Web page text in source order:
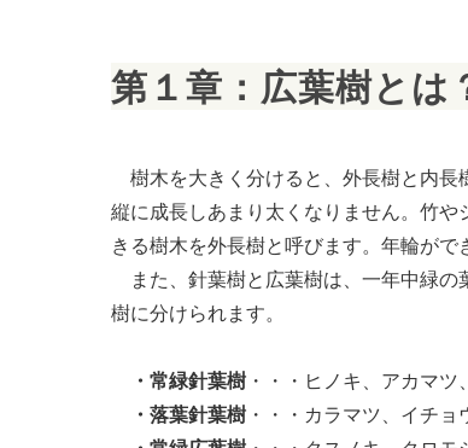
第１章：広葉樹とは
樹木を大きく分けると、外長樹と内長
縦に成長しあまり太くなりません。竹
きる樹木を外長樹と呼びます。年輪がで
また、針葉樹と広葉樹は、一年中緑の
樹に分けられます。
・常緑針葉樹 ・・・ヒノキ、アカマ
・落葉針葉樹 ・・・カラマツ、イチ